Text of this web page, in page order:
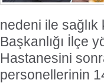
nedeni ile sağlık
Başkanlığı İlçe
Hastanesini
personellerinin